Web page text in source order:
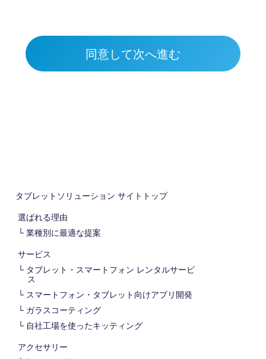
タブレットソリューション サイトトップ
選ばれる理由
業種別に最適な提案
サービス
タブレット・スマートフォン レンタルサービ
ス
スマートフォン・タブレット向けアプリ開発
ガラスコーティング
自社工場を使ったキッティング
アクセサリー